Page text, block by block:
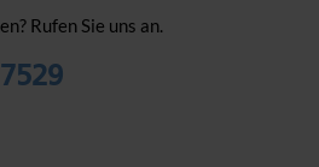
Rufen Sie uns an.